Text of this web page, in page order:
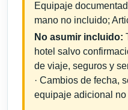
Equipaje
mano no incluido;
No asumir incluido:
hotel salvo
de viaje, seguros y
· Cambios de fecha,
equipaje adicional